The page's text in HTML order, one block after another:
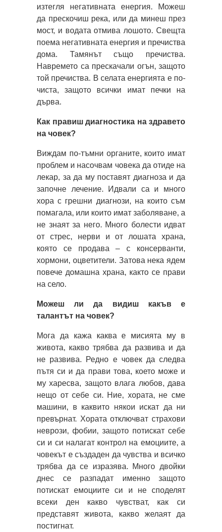
изтегля негативната енергия. Можеш
да прескочиш река, или да минеш през
мост, и водата отмива лошото. Свещта
поема негативната енергия и пречиства
дома. Тамянът също пречиства.
Навремето са прескачали огън, защото
той пречиства. В селата енергията е по-
чиста, защото всички имат печки на
дърва.
Как правиш диагностика на здравето
на човек?
Виждам по-тъмни органите, които имат
проблем и насочвам човека да отиде на
лекар, за да му поставят диагноза и да
започне лечение. Идвали са и много
хора с грешни диагнози, на които съм
помагала, или които имат заболяване, а
не знаят за него. Много болести идват
от стрес, нерви и от лошата храна,
която се продава – с консерванти,
хормони, оцветители. Затова нека ядем
повече домашна храна, както се прави
на село.
Можеш ли да видиш какъв е
талантът на човек?
Мога да кажа каква е мисията му в
живота, какво трябва да развива и да
не развива. Редно е човек да следва
пътя си и да прави това, което може и
му харесва, защото влага любов, дава
нещо от себе си. Ние, хората, не сме
машини, в каквито някои искат да ни
превърнат. Хората отключват страхови
неврози, фобии, защото потискат себе
си и си налагат контрол на емоциите, а
човекът е създаден да чувства и всичко
трябва да се изразява. Много двойки
днес се разпадат именно защото
потискат емоциите си и не споделят
всеки ден какво чувстват, как си
представят живота, какво желаят да
постигнат.